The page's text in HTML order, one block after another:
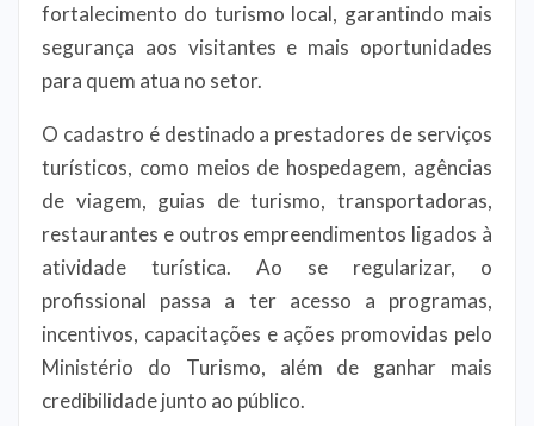
fortalecimento do turismo local, garantindo mais
segurança aos visitantes e mais oportunidades
para quem atua no setor.
O cadastro é destinado a prestadores de serviços
turísticos, como meios de hospedagem, agências
de viagem, guias de turismo, transportadoras,
restaurantes e outros empreendimentos ligados à
atividade turística. Ao se regularizar, o
profissional passa a ter acesso a programas,
incentivos, capacitações e ações promovidas pelo
Ministério do Turismo, além de ganhar mais
credibilidade junto ao público.